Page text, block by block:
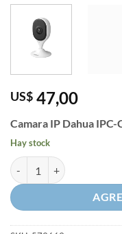
US$ 47,00
Camara IP Dahua IPC-
Hay stock
Camara IP Dahua IPC-